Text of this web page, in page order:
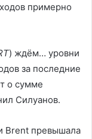
примерно
) ждём… уровни
за последние
о сумме
Силуанов.
Brent превышала